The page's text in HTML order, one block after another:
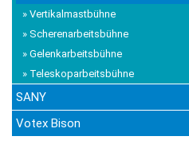
» Vertikalmastbühne
» Scherenarbeitsbühne
» Gelenkarbeitsbühne
» Teleskoparbeitsbühne
SANY
Votex Bison